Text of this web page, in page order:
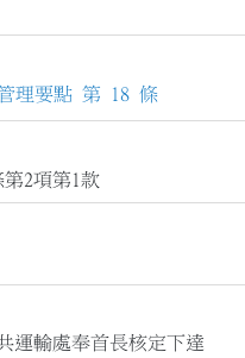
理要點 第 18 條
2項第1款
運輸處奉首長核定下達